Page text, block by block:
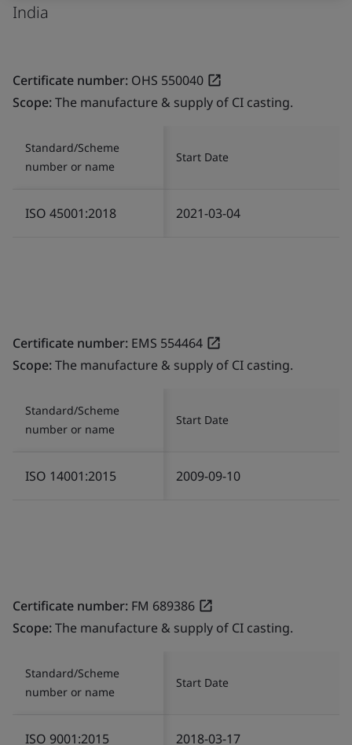
India
Certificate number: OHS 550040
Scope:The manufacture & supply of CI casting.
Standard/Scheme
number or name
Start Date
ISO 45001:2018 2021-03-04
Certificate number: EMS 554464
Scope:The manufacture & supply of CI casting.
Standard/Scheme
number or name
Start Date
ISO 14001:2015 2009-09-10
Certificate number: FM 689386
Scope:The manufacture & supply of CI casting.
Standard/Scheme
number or name
Start Date
ISO 9001:2015 2018-03-17